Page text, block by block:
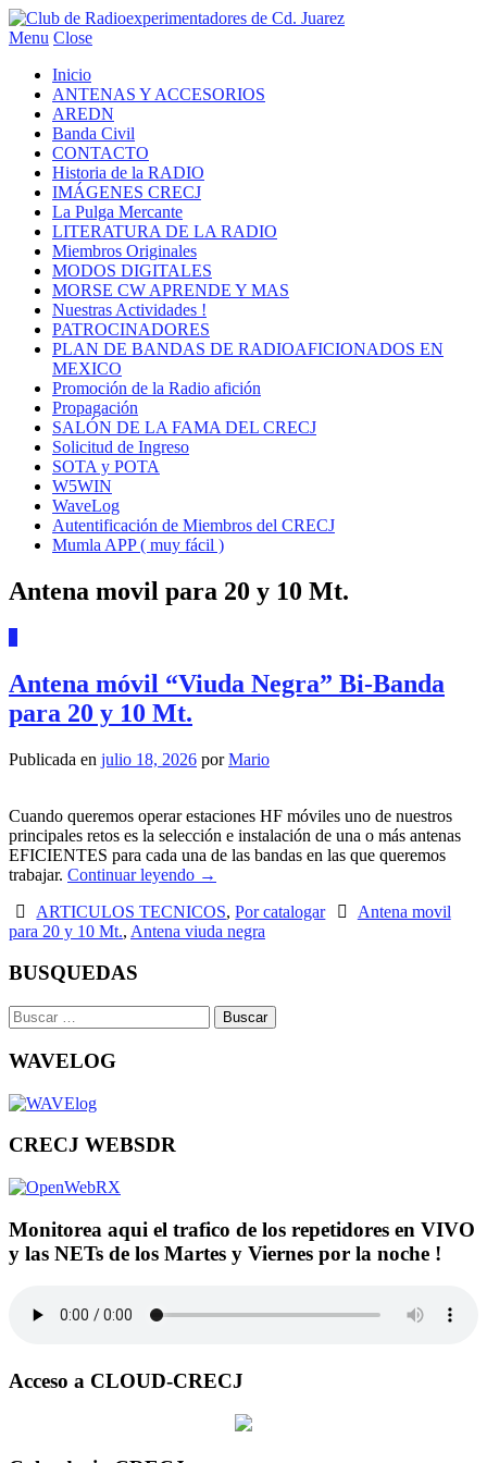
Menu Close
Inicio
ANTENAS Y ACCESORIOS
AREDN
Banda Civil
CONTACTO
Historia de la RADIO
IMÁGENES CRECJ
La Pulga Mercante
LITERATURA DE LA RADIO
Miembros Originales
MODOS DIGITALES
MORSE CW APRENDE Y MAS
Nuestras Actividades !
PATROCINADORES
PLAN DE BANDAS DE RADIOAFICIONADOS EN
MEXICO
Promoción de la Radio afición
Propagación
SALÓN DE LA FAMA DEL CRECJ
Solicitud de Ingreso
SOTA y POTA
W5WIN
WaveLog
Autentificación de Miembros del CRECJ
Mumla APP ( muy fácil )
Antena movil para 20 y 10 Mt.
Antena móvil “Viuda Negra” Bi-Banda
para 20 y 10 Mt.
Publicada en julio 18, 2026 porMario
Cuando queremos operar estaciones HF móviles uno de nuestros
principales retos es la selección e instalación de una o más antenas
EFICIENTES para cada una de las bandas en las que queremos
trabajar. Continuar leyendo →
ARTICULOS TECNICOS,Por catalogar
Antena movil
para 20 y 10 Mt., Antena viuda negra
BUSQUEDAS
Buscar:
WAVELOG
CRECJ WEBSDR
Monitorea aqui el trafico de los repetidores en VIVO
y las NETs de los Martes y Viernes por la noche !
Acceso a CLOUD-CRECJ